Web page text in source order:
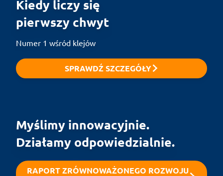
Kiedy liczy się
pierwszy chwyt
Numer 1 wśród klejów
SPRAWDŹ SZCZEGÓŁY
Myślimy innowacyjnie.
Działamy odpowiedzialnie.
RAPORT ZRÓWNOWAŻONEGO ROZWOJU